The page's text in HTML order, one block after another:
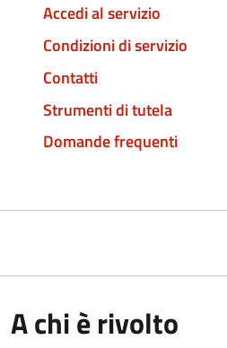
Accedi al servizio
Condizioni di servizio
Contatti
Strumenti di tutela
Domande frequenti
A chi è rivolto